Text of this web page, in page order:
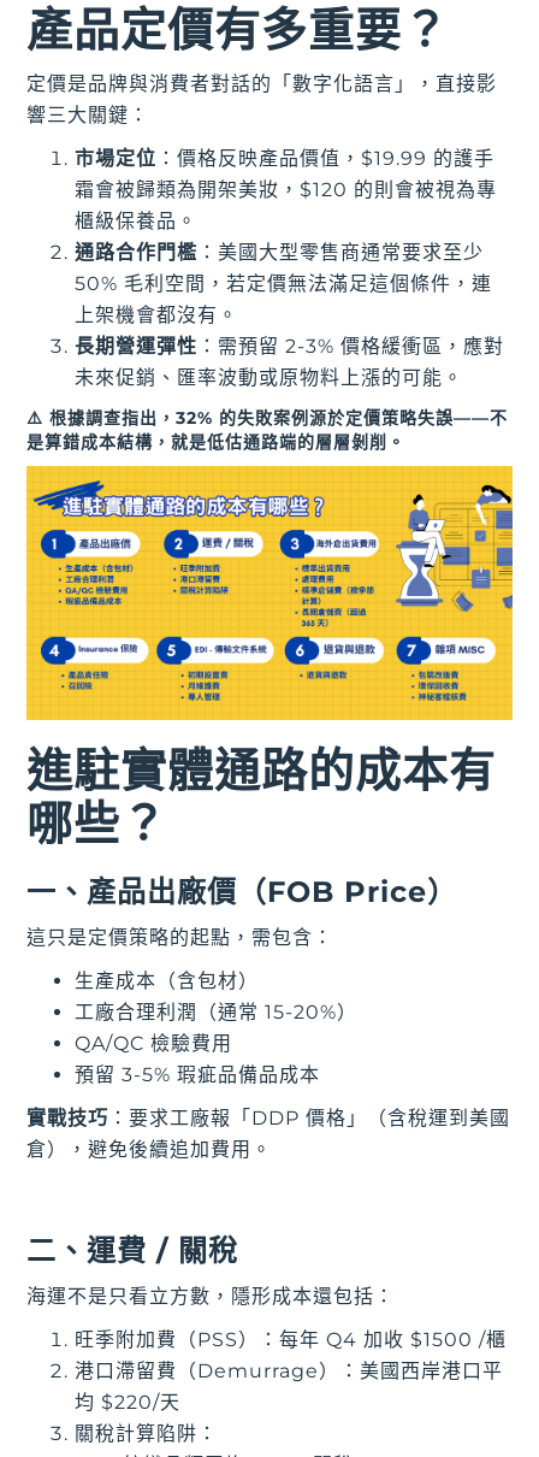
產品定價有多重要？
定價是品牌與消費者對話的「數字化語言」，直接影
響三大關鍵：
市場定位 ：價格反映產品價值，$19.99 的護手
霜會被歸類為開架美妝，$120 的則會被視為專
櫃級保養品。
通路合作門檻 ：美國大型零售商通常要求至少
50% 毛利空間，若定價無法滿足這個條件，連
上架機會都沒有。
長期營運彈性 ：需預留 2-3% 價格緩衝區，應對
未來促銷、匯率波動或原物料上漲的可能。
⚠️ 根據調查指出，32% 的失敗案例源於定價策略失誤——不
是算錯成本結構，就是低估通路端的層層剝削。
進駐實體通路的成本有
哪些？
一、產品出廠價（FOB Price）
這只是定價策略的起點，需包含：
生產成本（含包材）
工廠合理利潤（通常 15-20%）
QA/QC 檢驗費用
預留 3-5% 瑕疵品備品成本
實戰技巧 ：要求工廠報「DDP 價格」（含稅運到美國
倉），避免後續追加費用。
二、運費 / 關稅
海運不是只看立方數，隱形成本還包括：
旺季附加費（PSS）：每年 Q4 加收 $1500 /櫃
港口滯留費（Demurrage）：美國西岸港口平
均 $220/天
關稅計算陷阱：